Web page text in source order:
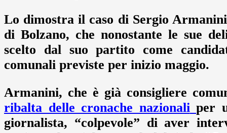
Lo dimostra il caso di Sergio
di Bolzano, che nonostante le sue
scelto dal suo partito come
comunali previste per inizio maggio.
Armanini, che è già consigliere
ribalta delle cronache nazionali per
giornalista, “colpevole” di aver